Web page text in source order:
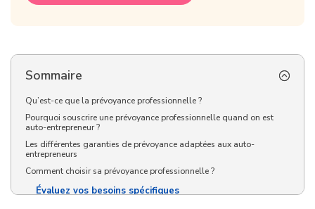
Sommaire
Qu’est-ce que la prévoyance professionnelle ?
Pourquoi souscrire une prévoyance professionnelle quand on est
auto-entrepreneur ?
Les différentes garanties de prévoyance adaptées aux auto-
entrepreneurs
Comment choisir sa prévoyance professionnelle ?
Évaluez vos besoins spécifiques